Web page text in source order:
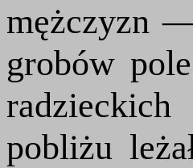
mężczyzn
grobów
pobliżu